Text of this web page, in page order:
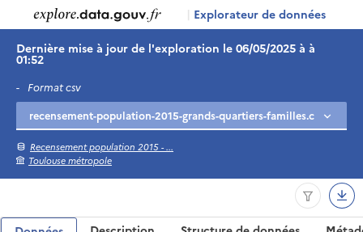
| Explorateur de données
Dernière mise à jour de l'exploration le 06/05/2025 à à
01:52
- Format csv
Recensement population 2015 - ...
Toulouse métropole